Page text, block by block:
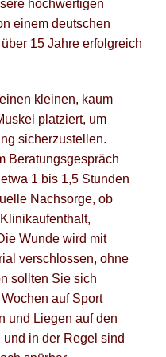
hochwertigen
einem deutschen
15 Jahre erfolgreich
kleinen, kaum
platziert, um
sicherzustellen.
Beratungsgespräch
1 bis 1,5 Stunden
Nachsorge, ob
Wunde wird mit
verschlossen, ohne
sollten Sie sich
auf Sport
und Liegen auf den
und in der Regel sind